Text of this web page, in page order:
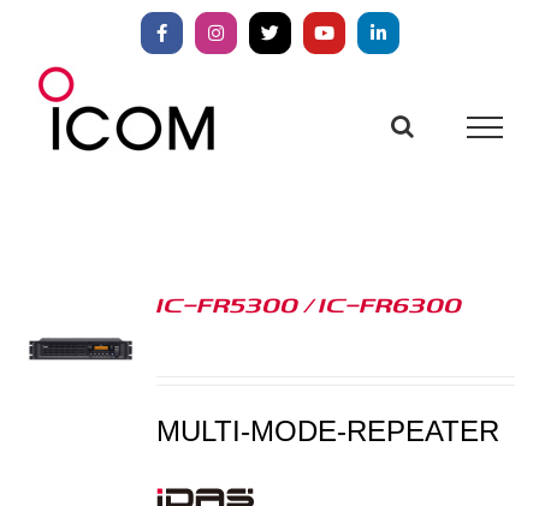
springen
FacebookInstagram
X YouTubeLinkedIn
IC-FR5300 / IC-FR6300
MULTI-MODE-REPEATER